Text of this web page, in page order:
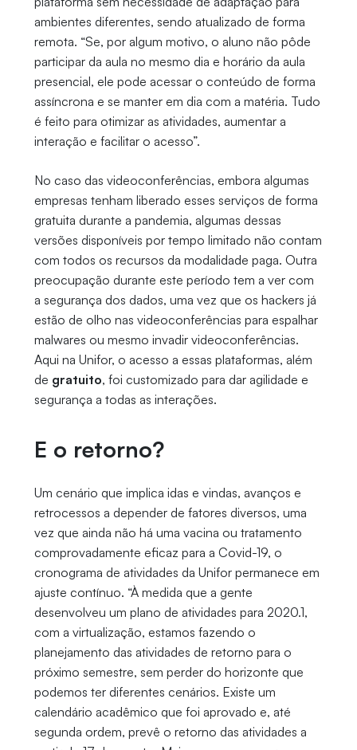
ambientes diferentes, sendo atualizado de forma
remota. “Se, por algum motivo, o aluno não pôde
participar da aula no mesmo dia e horário da aula
presencial, ele pode acessar o conteúdo de forma
assíncrona e se manter em dia com a matéria. Tudo
é feito para otimizar as atividades, aumentar a
interação e facilitar o acesso”.
No caso das videoconferências, embora algumas
empresas tenham liberado esses serviços de forma
gratuita durante a pandemia, algumas dessas
versões disponíveis por tempo limitado não contam
com todos os recursos da modalidade paga. Outra
preocupação durante este período tem a ver com
a segurança dos dados, uma vez que os hackers já
estão de olho nas videoconferências para espalhar
malwares ou mesmo invadir videoconferências.
Aqui na Unifor, o acesso a essas plataformas, além
de gratuito, foi customizado para dar agilidade e
segurança a todas as interações.
E o retorno?
Um cenário que implica idas e vindas, avanços e
retrocessos a depender de fatores diversos, uma
vez que ainda não há uma vacina ou tratamento
comprovadamente eficaz para a Covid-19, o
cronograma de atividades da Unifor permanece em
ajuste contínuo. “À medida que a gente
desenvolveu um plano de atividades para 2020.1,
com a virtualização, estamos fazendo o
planejamento das atividades de retorno para o
próximo semestre, sem perder do horizonte que
podemos ter diferentes cenários. Existe um
calendário acadêmico que foi aprovado e, até
segunda ordem, prevê o retorno das atividades a